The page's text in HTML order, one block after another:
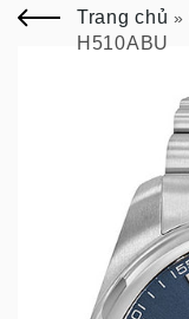
Trang chủ »
H510ABU